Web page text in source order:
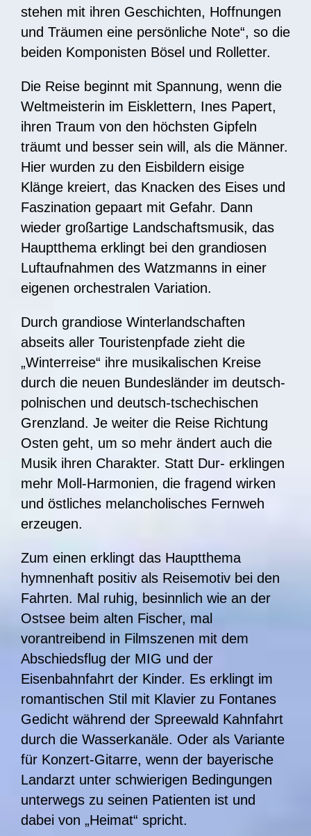
stehen mit ihren Geschichten, Hoffnungen
und Träumen eine persönliche Note“, so die
beiden Komponisten Bösel und Rolletter.
Die Reise beginnt mit Spannung, wenn die
Weltmeisterin im Eisklettern, Ines Papert,
ihren Traum von den höchsten Gipfeln
träumt und besser sein will, als die Männer.
Hier wurden zu den Eisbildern eisige
Klänge kreiert, das Knacken des Eises und
Faszination gepaart mit Gefahr. Dann
wieder großartige Landschaftsmusik, das
Hauptthema erklingt bei den grandiosen
Luftaufnahmen des Watzmanns in einer
eigenen orchestralen Variation.
Durch grandiose Winterlandschaften
abseits aller Touristenpfade zieht die
„Winterreise“ ihre musikalischen Kreise
durch die neuen Bundesländer im deutsch-
polnischen und deutsch-tschechischen
Grenzland. Je weiter die Reise Richtung
Osten geht, um so mehr ändert auch die
Musik ihren Charakter. Statt Dur- erklingen
mehr Moll-Harmonien, die fragend wirken
und östliches melancholisches Fernweh
erzeugen.
Zum einen erklingt das Hauptthema
hymnenhaft positiv als Reisemotiv bei den
Fahrten. Mal ruhig, besinnlich wie an der
Ostsee beim alten Fischer, mal
vorantreibend in Filmszenen mit dem
Abschiedsflug der MIG und der
Eisenbahnfahrt der Kinder. Es erklingt im
romantischen Stil mit Klavier zu Fontanes
Gedicht während der Spreewald Kahnfahrt
durch die Wasserkanäle. Oder als Variante
für Konzert-Gitarre, wenn der bayerische
Landarzt unter schwierigen Bedingungen
unterwegs zu seinen Patienten ist und
dabei von „Heimat“ spricht.